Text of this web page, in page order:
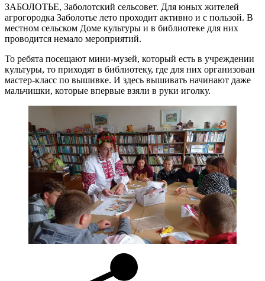
ЗАБОЛОТЬЕ, Заболотский сельсовет. Для юных жителей
агрогородка Заболотье лето проходит активно и с пользой. В
местном сельском Доме культуры и в библиотеке для них
проводится немало мероприятий.
То ребята посещают мини-музей, который есть в учреждении
культуры, то приходят в библиотеку, где для них организован
мастер-класс по вышивке. И здесь вышивать начинают даже
мальчишки, которые впервые взяли в руки иголку.